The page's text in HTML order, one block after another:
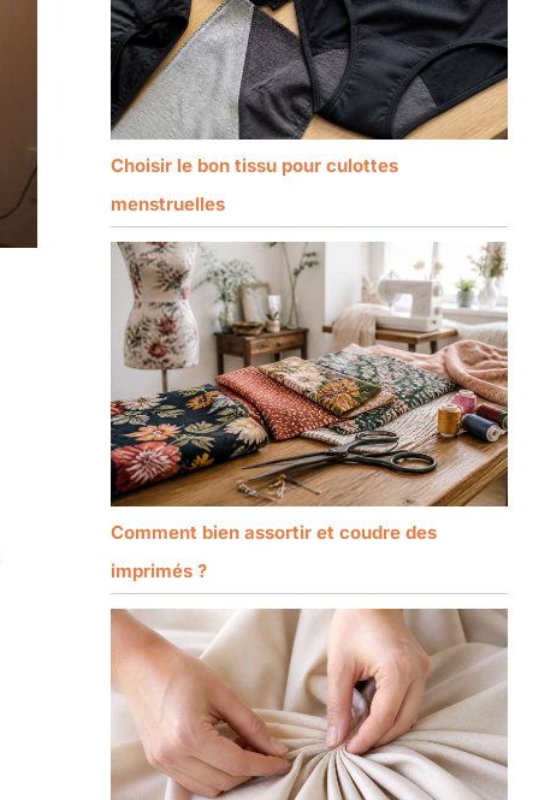
Choisir le bon tissu pour culottes
menstruelles
Comment bien assortir et coudre des
imprimés ?